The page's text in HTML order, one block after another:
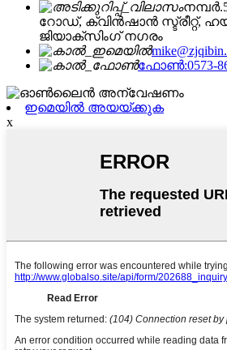
റോഡ്, ക്വിൻഷാൻ സ്ട്രീറ്റ്,
ജിയാക്സിംഗ് നഗരം
ഫോൺ:0573-
ഇമെയിൽ അയയ്ക്കുക
x